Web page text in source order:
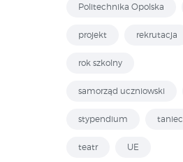
Politechnika Opolska
projekt rekrutacja
rok szkolny
samorząd uczniowski
stypendium taniec
teatr UE